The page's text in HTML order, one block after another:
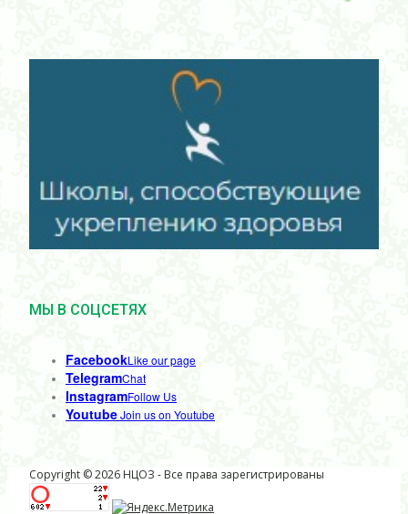
МЫ В СОЦСЕТЯХ
FacebookLike our page
TelegramChat
InstagramFollow Us
YoutubeJoin us on Youtube
Copyright © 2026 НЦОЗ - Все права зарегистрированы